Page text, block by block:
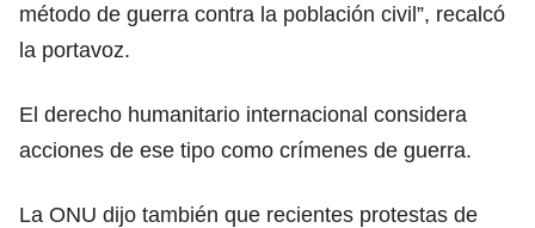
método de guerra contra la población civil”, recalcó
la portavoz.
El derecho humanitario internacional considera
acciones de ese tipo como crímenes de guerra.
La ONU dijo también que recientes protestas de